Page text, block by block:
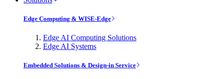
Edge Computing & WISE-Edge
Edge AI Computing Solutions
Edge AI Systems
Embedded Solutions & Design-in Service